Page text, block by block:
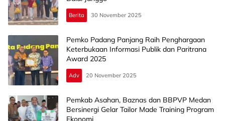
Berita 30 November 2025
Pemko Padang Panjang Raih Penghargaan
Keterbukaan Informasi Publik dan Paritrana
Award 2025
Adv 20 November 2025
Pemkab Asahan, Baznas dan BBPVP Medan
Bersinergi Gelar Tailor Made Training Program
Ekonomi